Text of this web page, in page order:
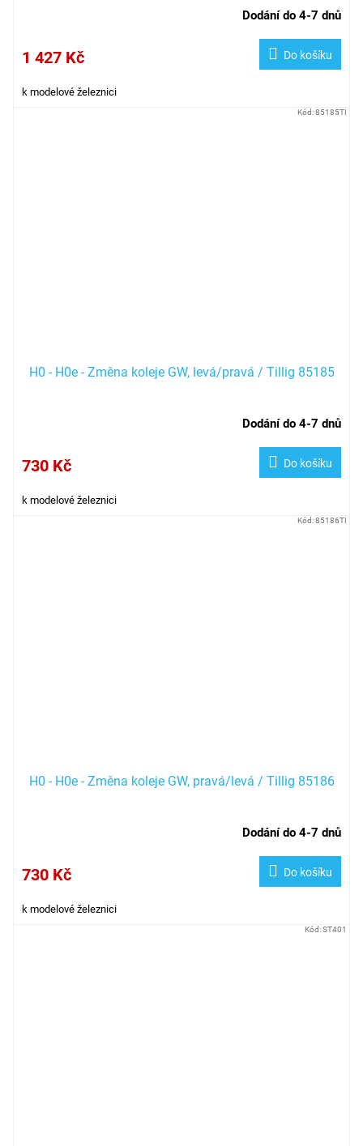
Dodání do 4-7 dnů
1 427 Kč Do košíku
k modelové železnici
H0 - H0e - Změna koleje GW, levá/pravá / Tillig 85185
Dodání do 4-7 dnů
730 Kč Do košíku
k modelové železnici
Kód:85185TI
H0 - H0e - Změna koleje GW, pravá/levá / Tillig 85186
Dodání do 4-7 dnů
730 Kč Do košíku
k modelové železnici
Kód:85186TI
Kód:ST401